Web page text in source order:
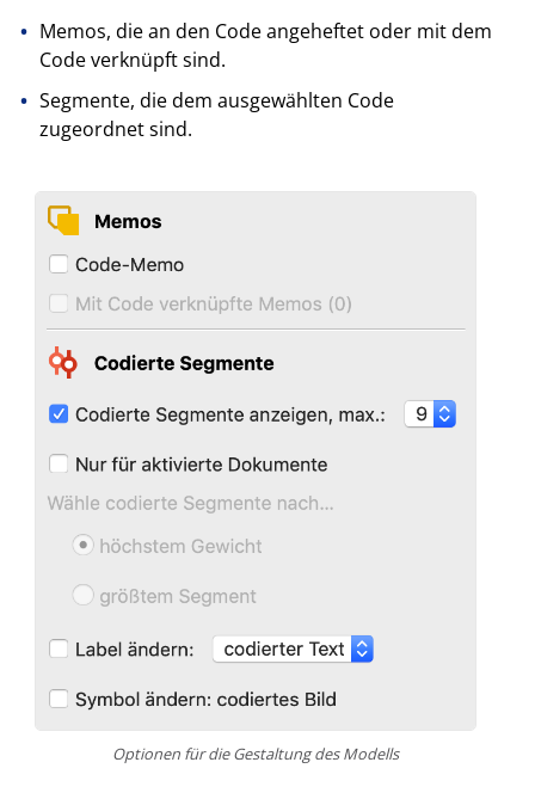
Memos, die an den Code angeheftet oder mit dem
Code verknüpft sind.
Segmente, die dem ausgewählten Code
zugeordnet sind.
Optionen für die Gestaltung des Modells